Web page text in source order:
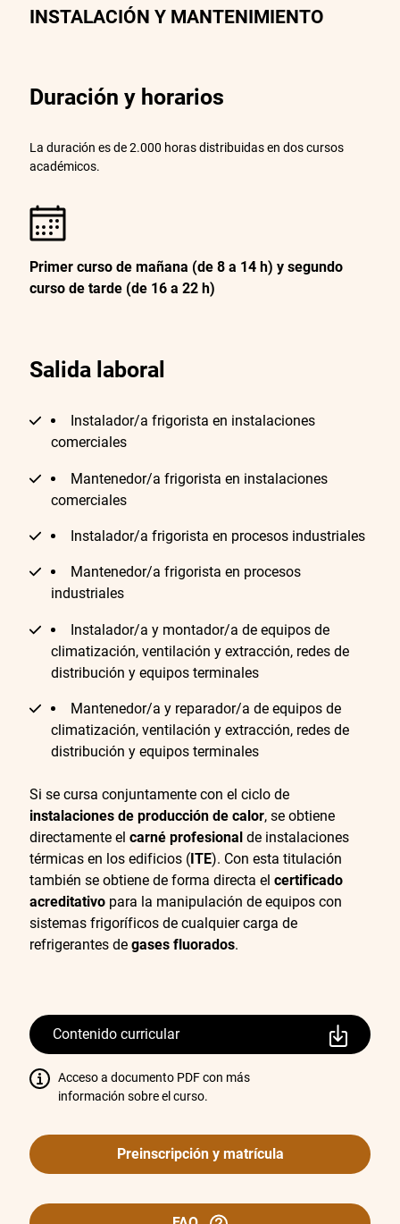
INSTALACIÓN Y MANTENIMIENTO
Duración y horarios
La duración es de 2.000 horas distribuidas en dos cursos
académicos.
Primer curso de mañana (de 8 a 14 h) y segundo
curso de tarde (de 16 a 22 h)
Salida laboral
Instalador/a frigorista en instalaciones
comerciales
Mantenedor/a frigorista en instalaciones
comerciales
Instalador/a frigorista en procesos industriales
Mantenedor/a frigorista en procesos
industriales
Instalador/a y montador/a de equipos de
climatización, ventilación y extracción, redes de
distribución y equipos terminales
Mantenedor/a y reparador/a de equipos de
climatización, ventilación y extracción, redes de
distribución y equipos terminales
Si se cursa conjuntamente con el ciclo de
instalaciones de producción de calor, se obtiene
directamente el carné profesional de instalaciones
térmicas en los edificios (ITE). Con esta titulación
también se obtiene de forma directa el certificado
acreditativopara la manipulación de equipos con
sistemas frigoríficos de cualquier carga de
refrigerantes de gases fluorados.
Contenido curricular
Acceso a documento PDF con más
información sobre el curso.
Preinscripción y matrícula